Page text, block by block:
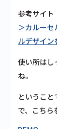
参考サイト
＞カルーセ
ルデザイ
使い所はし
ね。
というこ
で、こちら